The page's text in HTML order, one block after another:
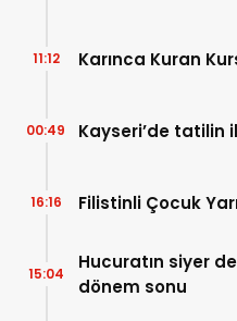
Karınca Kuran
11:12
Kayseri’de tatilin
00:49
Filistinli Çocuk
16:16
Hucuratın siyer
dönem sonu
15:04